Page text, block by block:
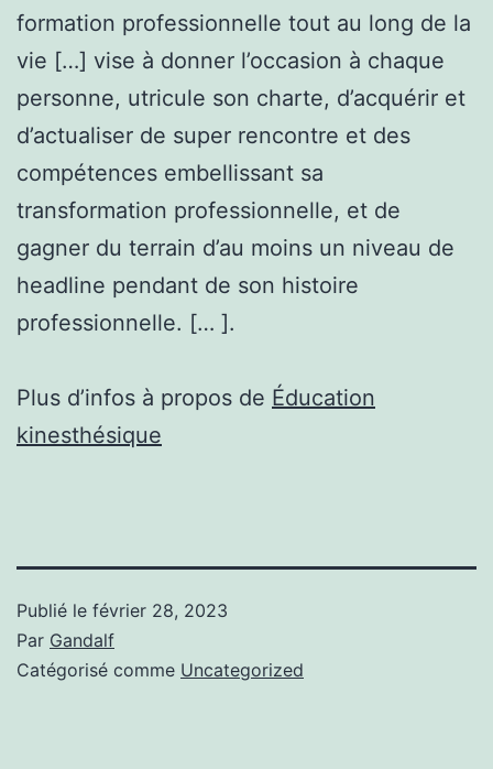
formation professionnelle tout au long de la
vie […] vise à donner l’occasion à chaque
personne, utricule son charte, d’acquérir et
d’actualiser de super rencontre et des
compétences embellissant sa
transformation professionnelle, et de
gagner du terrain d’au moins un niveau de
headline pendant de son histoire
professionnelle. [… ].
Plus d’infos à propos de Éducation
kinesthésique
Publié le février 28, 2023
Par Gandalf
Catégorisé comme Uncategorized